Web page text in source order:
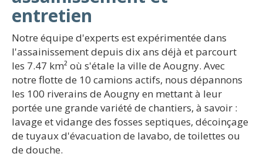
entretien
Notre équipe d'experts est expérimentée dans
l'assainissement depuis dix ans déjà et parcourt
les 7.47 km² où s'étale la ville de Aougny. Avec
notre flotte de 10 camions actifs, nous dépannons
les 100 riverains de Aougny en mettant à leur
portée une grande variété de chantiers, à savoir :
lavage et vidange des fosses septiques, décoinçage
de tuyaux d'évacuation de lavabo, de toilettes ou
de douche.